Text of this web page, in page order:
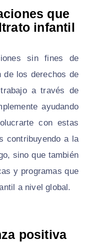
que
infantil
sin fines de
de los derechos de
a través de
ayudando
con estas
contribuyendo a la
sino que también
y programas que
a nivel global.
positiva